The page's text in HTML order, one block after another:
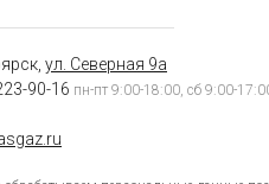
ул. Северная 9а
90-16 пн-пт 9:00-18:00, сб 9:00-